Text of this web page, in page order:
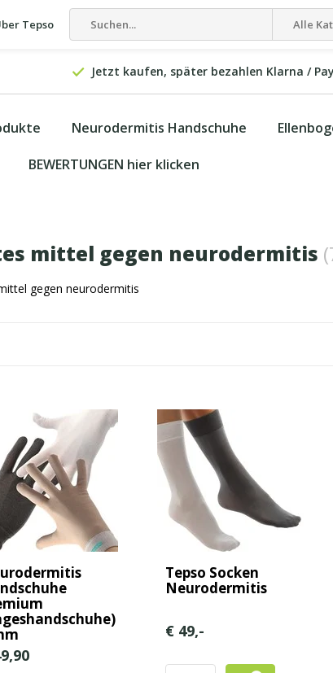
Tepso Alle
Jetzt kaufen, später bezahlen Klarna /
Neurodermitis Handschuhe
BEWERTUNGEN hier klicken
mittel gegen neurodermitis
gegen neurodermitis
Tepso Socken
Neurodermitis
€ 49,-